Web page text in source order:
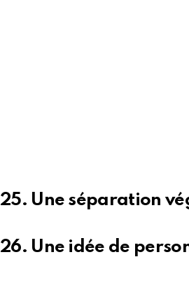
25. Une séparation
26. Une idée de